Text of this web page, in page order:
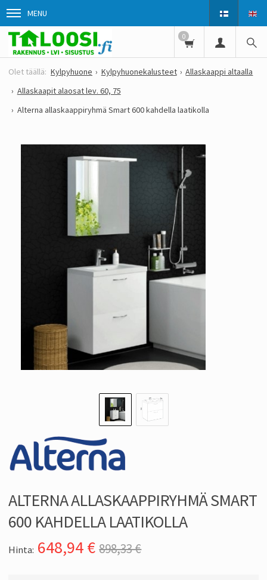
MENU
0
Kylpyhuone Kylpyhuonekalusteet
Allaskaappi altaalla
Allaskaapit alaosat lev. 60, 75
Alterna allaskaappiryhmä Smart 600 kahdella laatikolla
ALTERNA ALLASKAAPPIRYHMÄ SMART
600 KAHDELLA LAATIKOLLA
Hinta: 648,94€ 898,33 €